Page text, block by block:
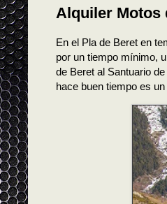
Alquiler Motos
En el Pla de Beret en
por un tiempo mínimo,
de Beret al Santuario
hace buen tiempo es